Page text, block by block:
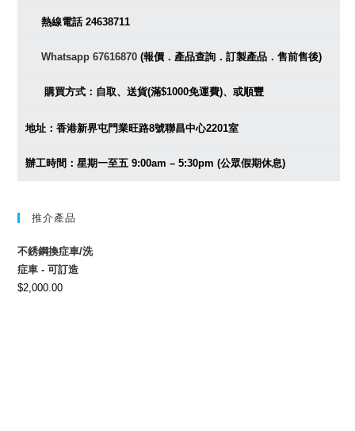
熱線電話 24638711
Whatsapp 67616870 (報價．產品查詢．訂製產品．售前售後)
購買方式：自取、送貨(滿$1000免運費)、或順豐
地址：香港新界屯門業旺路8號聯昌中心2201室
辦工時間：星期一至五 9:00am – 5:30pm (公眾假期休息)
推介產品
不銹鋼換症車/洗
症車 - 可訂造
$2,000.00